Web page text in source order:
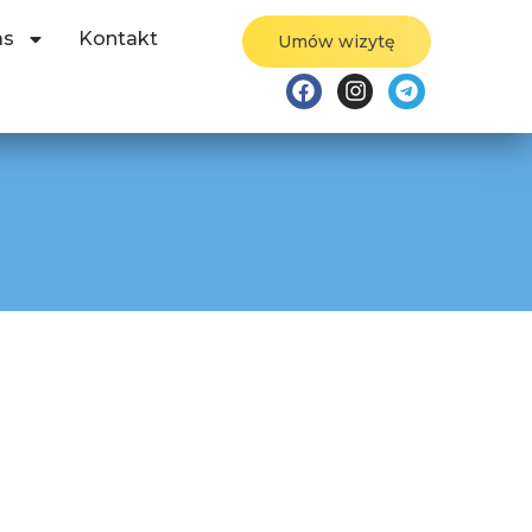
Kontakt Umów wizytę